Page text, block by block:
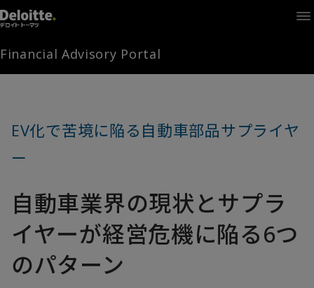
Home
Times
Channel
Library
お問い合わせ
FAMとは
FA Portal
Financial Advisory Portal
EV化で苦境に陥る自動車部品サプライヤ
ー
自動車業界の現状とサプラ
イヤーが経営危機に陥る6つ
のパターン